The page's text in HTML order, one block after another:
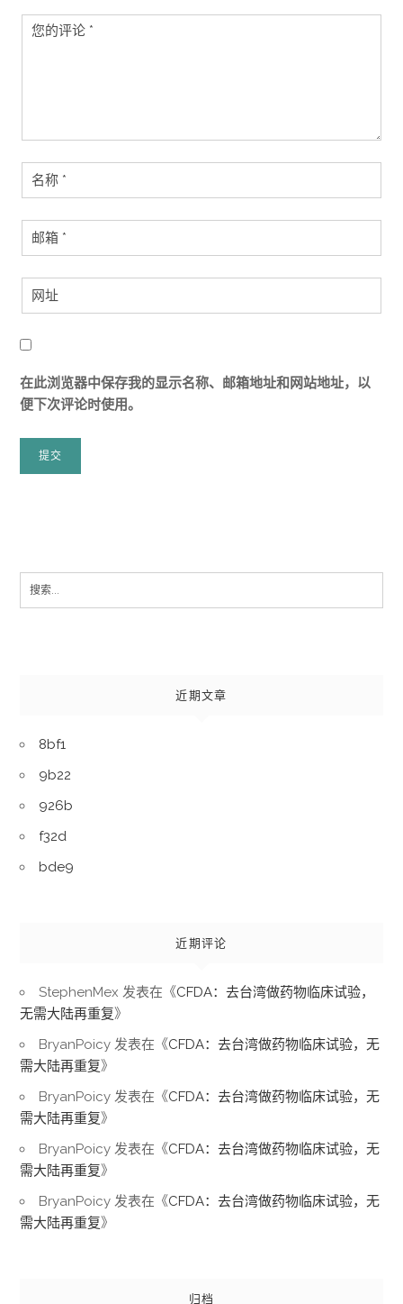
在此浏览器中保存我的显示名称、邮箱地址和网站地址，以
便下次评论时使用。
Search
近期文章
8bf1
9b22
926b
f32d
bde9
近期评论
StephenMex 发表在《CFDA：去台湾做药物临床试验，
无需大陆再重复》
BryanPoicy 发表在《CFDA：去台湾做药物临床试验，无
需大陆再重复》
BryanPoicy 发表在《CFDA：去台湾做药物临床试验，无
需大陆再重复》
BryanPoicy 发表在《CFDA：去台湾做药物临床试验，无
需大陆再重复》
BryanPoicy 发表在《CFDA：去台湾做药物临床试验，无
需大陆再重复》
归档